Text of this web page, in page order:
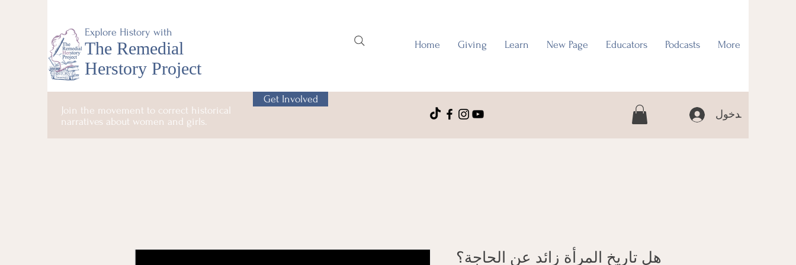
Explore History with
The Remedial
Herstory Project
Home Giving Learn New Page Educators Podcasts More
Join the movement to correct historical
narratives about women and girls.
Get Involved
تسجيل الدخول
هل تاريخ المرأة زائد عن الحاجة؟